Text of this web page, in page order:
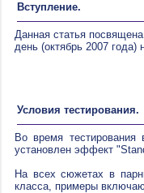
Вступление.
Данная статья
день (октябрь 2007 года)
Условия тестирования.
Во время
установлен эффект
На всех сюжетах в
класса, примеры